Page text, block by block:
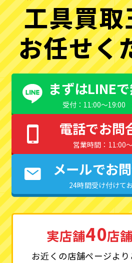
工具買
お任せく
まずはLINE
受付：11:00〜19:00
電話でお問
営業時間：11:00
メールでお
24時間受け付けて
実店舗40店
お近くの店舗ページよ